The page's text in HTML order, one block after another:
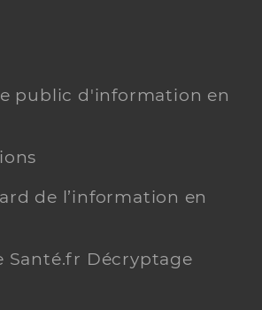
public d'information en
de l’information en
Santé.fr Décryptage